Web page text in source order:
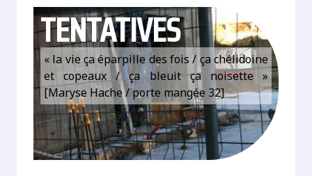
TENTATIVES
« la vie ça éparpille des fois / ça chélidoine
et copeaux / ça bleuit ça noisette »
[Maryse Hache / porte mangée 32]